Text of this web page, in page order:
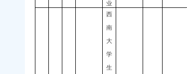
业
西
南
大
学
生